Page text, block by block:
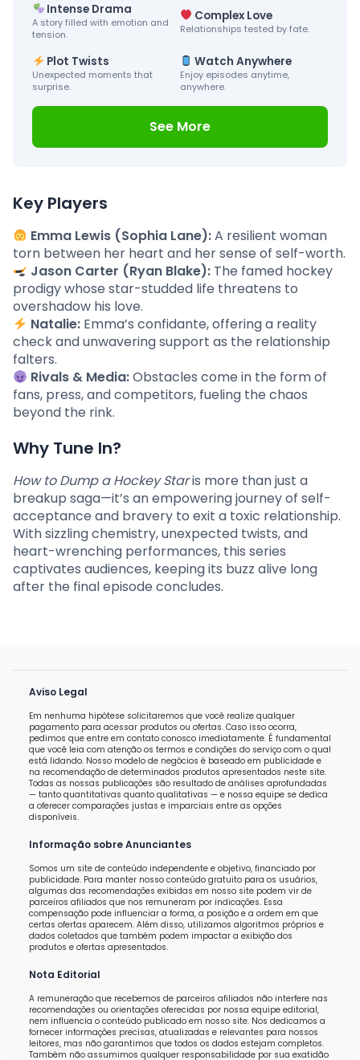
Intense Drama
A story filled with emotion and
tension.
Complex Love
Relationships tested by fate.
Plot Twists
Unexpected moments that
surprise.
Watch Anywhere
Enjoy episodes anytime,
anywhere.
See More
Key Players
Emma Lewis (Sophia Lane):A resilient woman
torn between her heart and her sense of self-worth.
Jason Carter (Ryan Blake): The famed hockey
prodigy whose star-studded life threatens to
overshadow his love.
Natalie: Emma’s confidante, offering a reality
check and unwavering support as the relationship
falters.
Rivals & Media:Obstacles come in the form of
fans, press, and competitors, fueling the chaos
beyond the rink.
Why Tune In?
How to Dump a Hockey Staris more than just a
breakup saga—it’s an empowering journey of self-
acceptance and bravery to exit a toxic relationship.
With sizzling chemistry, unexpected twists, and
heart-wrenching performances, this series
captivates audiences, keeping its buzz alive long
after the final episode concludes.
Aviso Legal
Em nenhuma hipótese solicitaremos que você realize qualquer
pagamento para acessar produtos ou ofertas. Caso isso ocorra,
pedimos que entre em contato conosco imediatamente. É fundamental
que você leia com atenção os termos e condições do serviço com o qual
está lidando. Nosso modelo de negócios é baseado em publicidade e
na recomendação de determinados produtos apresentados neste site.
Todas as nossas publicações são resultado de análises aprofundadas
— tanto quantitativas quanto qualitativas — e nossa equipe se dedica
a oferecer comparações justas e imparciais entre as opções
disponíveis.
Informação sobre Anunciantes
Somos um site de conteúdo independente e objetivo, financiado por
publicidade. Para manter nosso conteúdo gratuito para os usuários,
algumas das recomendações exibidas em nosso site podem vir de
parceiros afiliados que nos remuneram por indicações. Essa
compensação pode influenciar a forma, a posição e a ordem em que
certas ofertas aparecem. Além disso, utilizamos algoritmos próprios e
dados coletados que também podem impactar a exibição dos
produtos e ofertas apresentados.
Nota Editorial
A remuneração que recebemos de parceiros afiliados não interfere nas
recomendações ou orientações oferecidas por nossa equipe editorial,
nem influencia o conteúdo publicado em nosso site. Nos dedicamos a
fornecer informações precisas, atualizadas e relevantes para nossos
leitores, mas não garantimos que todos os dados estejam completos.
Também não assumimos qualquer responsabilidade por sua exatidão